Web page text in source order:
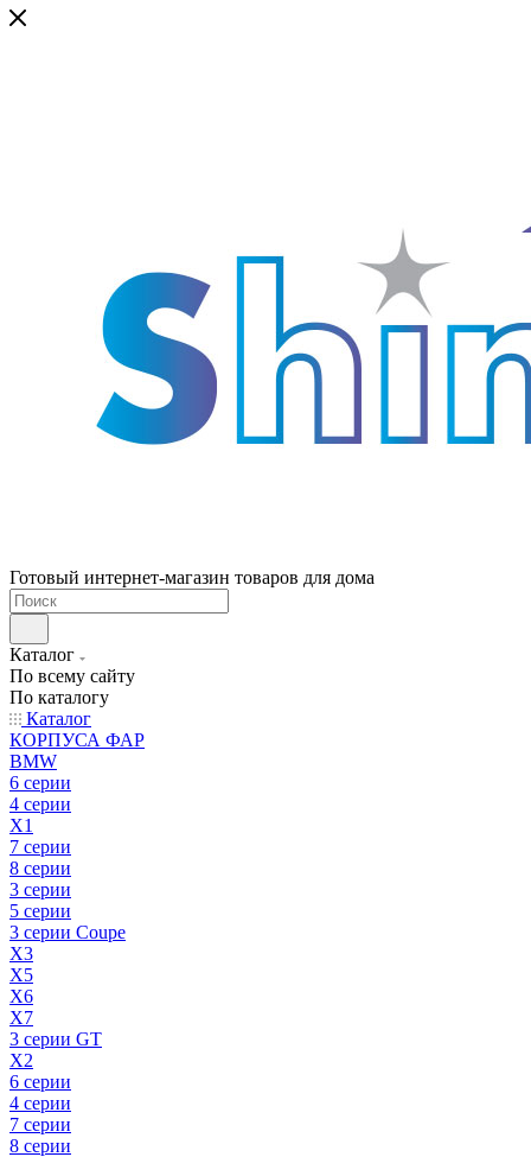
Готовый интернет-магазин товаров для дома
Каталог
По всему сайту
По каталогу
Каталог
КОРПУСА ФАР
BMW
6 серии
4 серии
X1
7 серии
8 серии
3 серии
5 серии
3 серии Coupe
X3
X5
X6
X7
3 серии GT
X2
6 серии
4 серии
7 серии
8 серии